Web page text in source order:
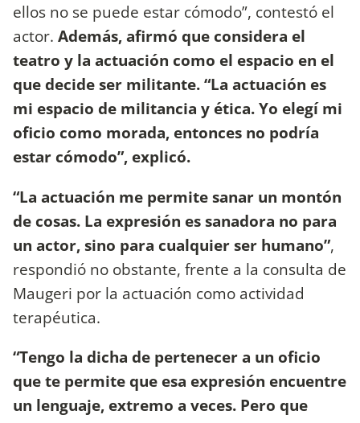
ellos no se puede estar cómodo”, contestó el
actor. Además, afirmó que considera el
teatro y la actuación como el espacio en el
que decide ser militante. “La actuación es
mi espacio de militancia y ética. Yo elegí mi
oficio como morada, entonces no podría
estar cómodo”, explicó.
“La actuación me permite sanar un montón
de cosas. La expresión es sanadora no para
un actor, sino para cualquier ser humano”,
respondió no obstante, frente a la consulta de
Maugeri por la actuación como actividad
terapéutica.
“Tengo la dicha de pertenecer a un oficio
que te permite que esa expresión encuentre
un lenguaje, extremo a veces. Pero que